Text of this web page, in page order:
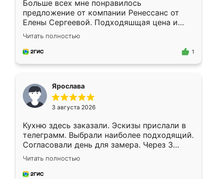
Больше всех мне понравилось
предложение от компании Ренессанс от
Елены Сергеевой. Подходяшщая цена и
короткие сроки изготовления. Приехавший
для замера сотрудник Владислав
предложил по моему эскизу самый
Читать полностью
1
Ярослава
3 августа 2026
Кухню здесь заказали. Эскизы прислали в
телеграмм. Выбрали наиболее подходящий.
Согласовали день для замера. Через 3
недели кухня была уже готова. Остались
довольны работой. Спасибо Ренессанс
мебель за качественную работу!
Читать полностью